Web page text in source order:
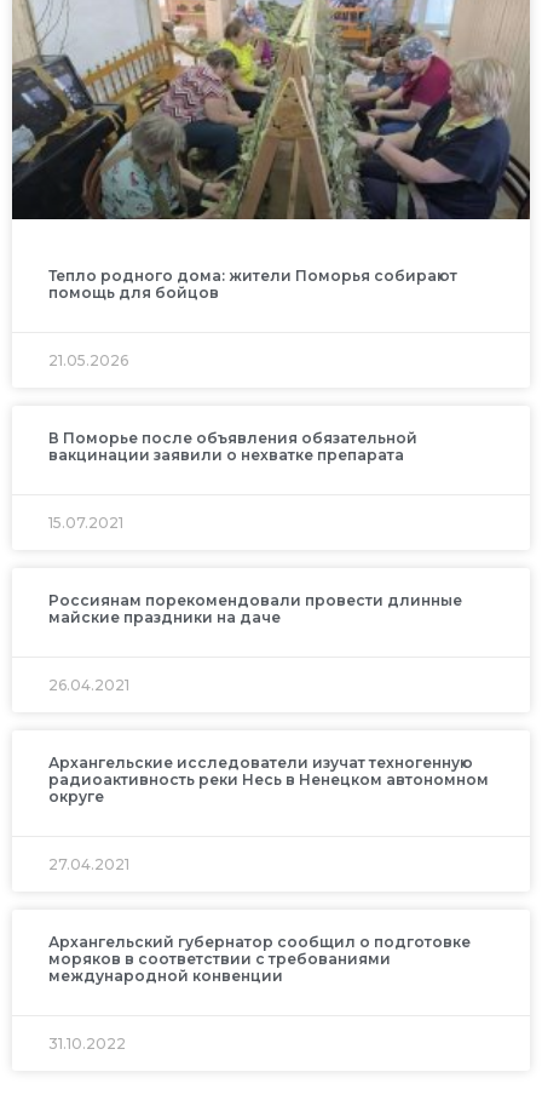
Тепло родного дома: жители Поморья собирают
помощь для бойцов
21.05.2026
В Поморье после объявления обязательной
вакцинации заявили о нехватке препарата
15.07.2021
Россиянам порекомендовали провести длинные
майские праздники на даче
26.04.2021
Архангельские исследователи изучат техногенную
радиоактивность реки Несь в Ненецком автономном
округе
27.04.2021
Архангельский губернатор сообщил о подготовке
моряков в соответствии с требованиями
международной конвенции
31.10.2022